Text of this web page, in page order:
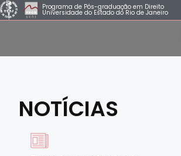
Programa de Pós-graduação em Direito
Universidade do Estado do Rio de Janeiro
NOTÍCIAS